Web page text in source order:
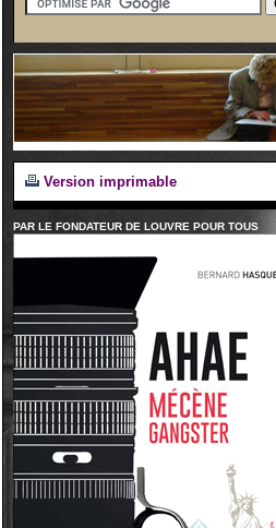
Version imprimable
PAR LE FONDATEUR DE LOUVRE POUR TOUS